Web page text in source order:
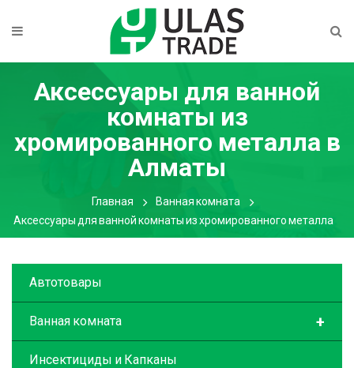
Аксессуары для ванной
комнаты из
хромированного металла в
Алматы
Главная
Ванная комната
Аксессуары для ванной комнаты из хромированного металла
Автотовары
+
Ванная комната
Инсектициды и Капканы